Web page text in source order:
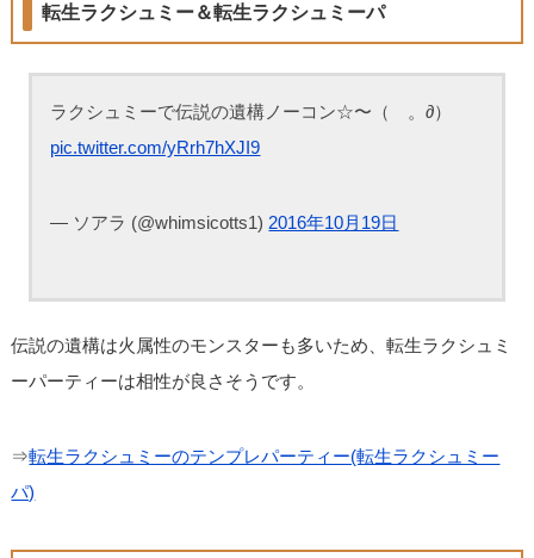
転生ラクシュミー＆転生ラクシュミーパ
ラクシュミーで伝説の遺構ノーコン☆〜（ゝ。∂）
pic.twitter.com/yRrh7hXJI9
— ソアラ (@whimsicotts1) 2016年10月19日
伝説の遺構は火属性のモンスターも多いため、転生ラクシュミ
ーパーティーは相性が良さそうです。
⇒転生ラクシュミーのテンプレパーティー(転生ラクシュミー
パ)